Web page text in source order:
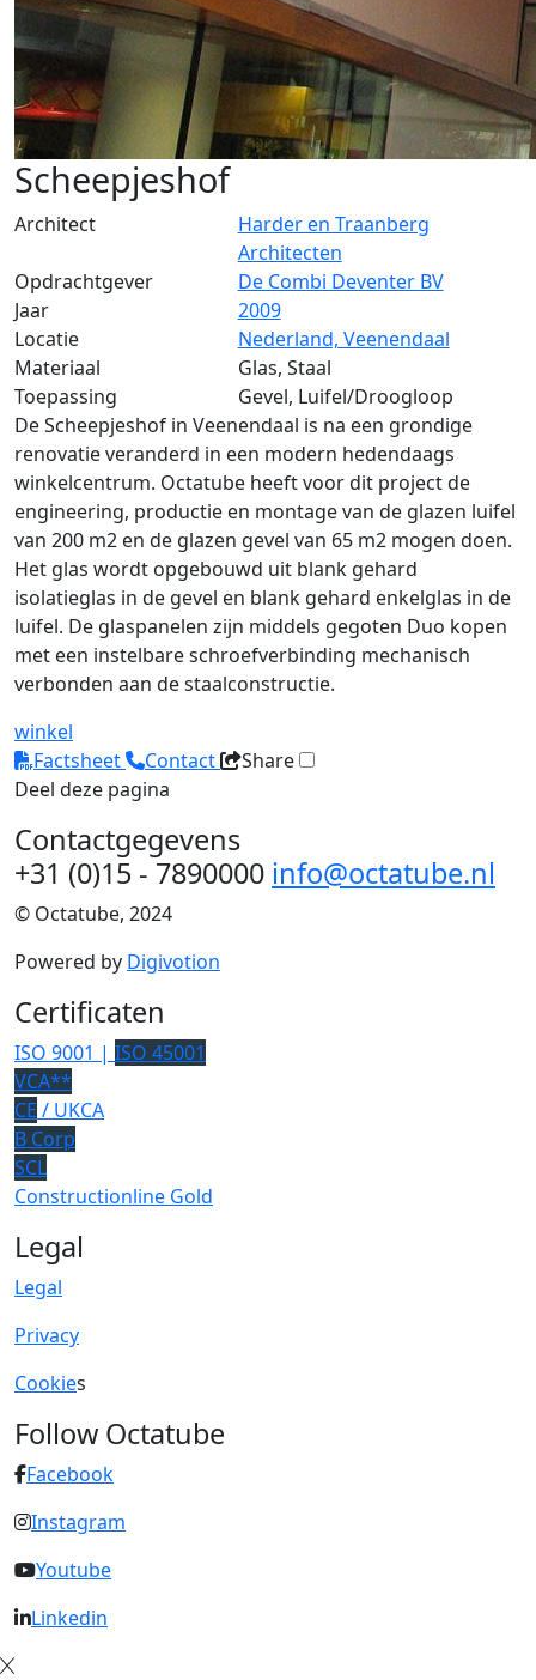
Scheepjeshof
Architect
Harder en Traanberg
Architecten
Opdrachtgever
De Combi Deventer BV
Jaar
2009
Locatie
Nederland, Veenendaal
Materiaal
Glas, Staal
Toepassing
Gevel, Luifel/Droogloop
De Scheepjeshof in Veenendaal is na een grondige
renovatie veranderd in een modern hedendaags
winkelcentrum. Octatube heeft voor dit project de
engineering, productie en montage van de glazen luifel
van 200 m2 en de glazen gevel van 65 m2 mogen doen.
Het glas wordt opgebouwd uit blank gehard
isolatieglas in de gevel en blank gehard enkelglas in de
luifel. De glaspanelen zijn middels gegoten Duo kopen
met een instelbare schroefverbinding mechanisch
verbonden aan de staalconstructie.
winkel
Factsheet
Contact
Share
Deel deze pagina
Contactgegevens
+31 (0)15 - 7890000 info@octatube.nl
© Octatube, 2024
Powered by Digivotion
Certificaten
ISO 9001 | ISO 45001
VCA**
CE / UKCA
B Corp
SCL
Constructionline Gold
Legal
Legal
Privacy
Cookies
Follow Octatube
Facebook
Instagram
Youtube
Linkedin